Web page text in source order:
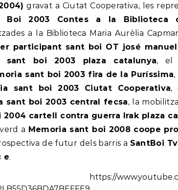
gravat a Ciutat Cooperativa, les
Boi 2003 Contes a la Biblioteca
a la Biblioteca Maria Aurèlia
participant sant boi OT josé manuel
sant boi 2003 plaza catalunya, el
sant boi 2003 fira de la Puríssima,
sant boi 2003 Ciutat Cooperativa,
sant boi 2003 central fecsa, la
2004 cartell contra guerra Irak plaza
a Memoria sant boi 2008 coope
de futur dels barris a SantBoi
e.